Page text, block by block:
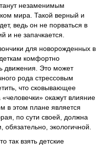
незаменимым
мира. Такой верный и
ведь он не порваться в
и не запачкается.
для новорожденных в
комфортно
движения. Это может
рода стрессовым
что сковывающее
окажут влияние
в этом плане является
по сути своей, должна
экологичной.
так взять детские